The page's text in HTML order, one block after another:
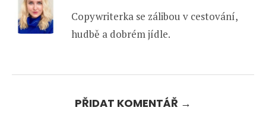
Copywriterka se zálibou v cestování,
hudbě a dobrém jídle.
PŘIDAT KOMENTÁŘ →